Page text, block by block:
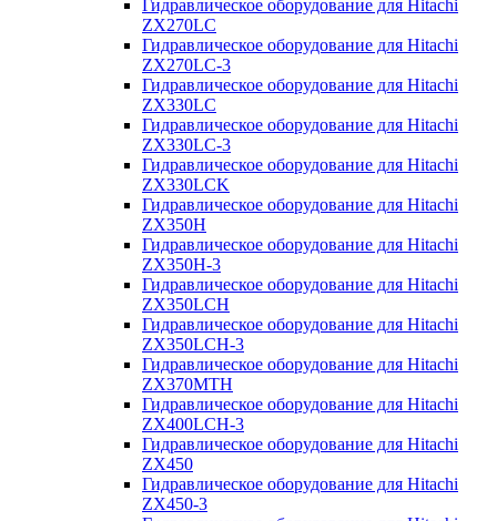
Гидравлическое оборудование для Hitachi
ZX270LC
Гидравлическое оборудование для Hitachi
ZX270LC-3
Гидравлическое оборудование для Hitachi
ZX330LC
Гидравлическое оборудование для Hitachi
ZX330LC-3
Гидравлическое оборудование для Hitachi
ZX330LCK
Гидравлическое оборудование для Hitachi
ZX350H
Гидравлическое оборудование для Hitachi
ZX350H-3
Гидравлическое оборудование для Hitachi
ZX350LCH
Гидравлическое оборудование для Hitachi
ZX350LCH-3
Гидравлическое оборудование для Hitachi
ZX370MTH
Гидравлическое оборудование для Hitachi
ZX400LCH-3
Гидравлическое оборудование для Hitachi
ZX450
Гидравлическое оборудование для Hitachi
ZX450-3